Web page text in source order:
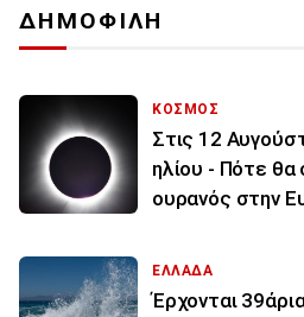
ΔΗΜΟΦΙΛΗ
ΚΟΣΜΟΣ
Στις 12
ηλίου - Πότε θα
ουρανός στην
ΕΛΛΑΔΑ
Έρχονται